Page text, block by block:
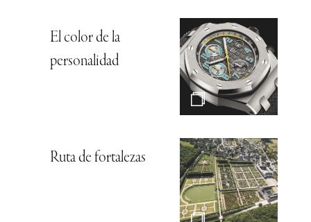
El color de la
personalidad
Ruta de fortalezas